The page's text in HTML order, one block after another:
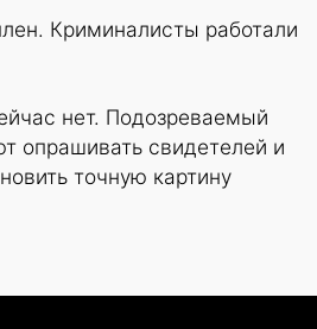
Криминалисты работали
нет. Подозреваемый
опрашивать свидетелей и
точную картину